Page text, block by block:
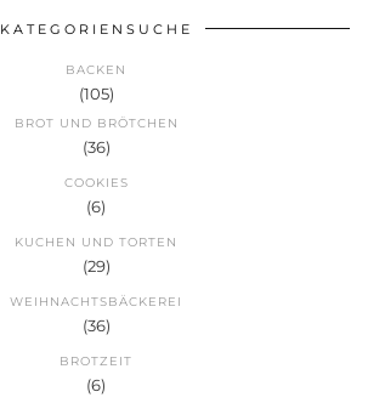
KATEGORIENSUCHE
BACKEN
(105)
BROT UND BRÖTCHEN
(36)
COOKIES
(6)
KUCHEN UND TORTEN
(29)
WEIHNACHTSBÄCKEREI
(36)
BROTZEIT
(6)